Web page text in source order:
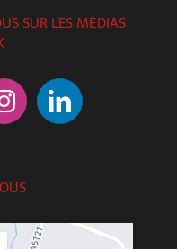
SUR LES MÉDIAS